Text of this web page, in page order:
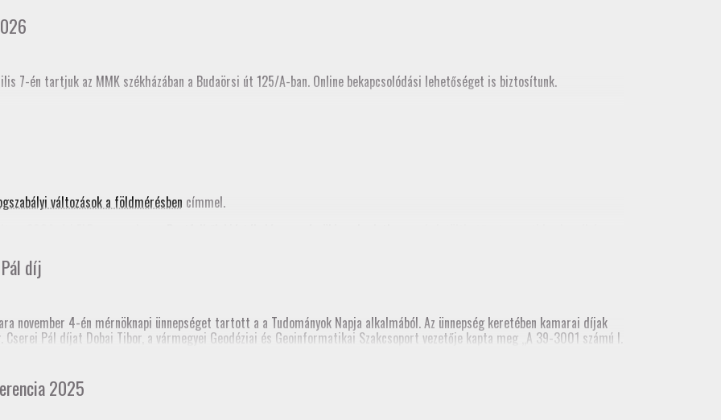
7-én tartjuk az MMK székházában a Budaörsi út 125/A-ban. Online bekapcsolódási lehetőséget is biztosítunk.
változások a földmérésben címmel.
díj
november 4-én mérnöknapi ünnepséget tartott a a Tudományok Napja alkalmából. Az ünnepség keretében kamarai díjak
Pál díjat Dobai Tibor, a vármegyei Geodéziai és Geoinformatikai Szakcsoport vezetője kapta meg „A 39-3001 számú I.
Kamara korábbi elnöke, akinek emlékére alapították a díjat.
2025